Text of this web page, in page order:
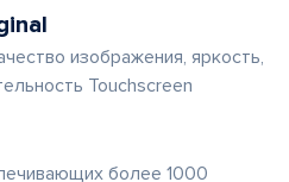
изображения, яркость,
Touchscreen
более 1000